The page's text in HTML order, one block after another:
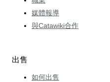
媒體報導
與Catawiki合作
出售
如何出售